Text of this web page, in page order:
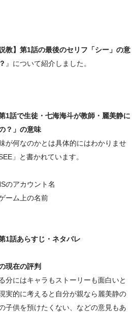
教】第1話の最後のセリフ「シー」の意
』について紹介しました。
1話で生徒・七海海斗が教師・麗美静に
？」の意味
が何なのかとは具体的にはわかりませ
」と書かれています。
のアカウント名
ーム上の名前
1話あらすじ・ネタバレ
現在の評判
分にはキャラもストーリーも面白いと
実的に考えると自分が親なら麗美静の
子供を預けたくない、などの意見もあ